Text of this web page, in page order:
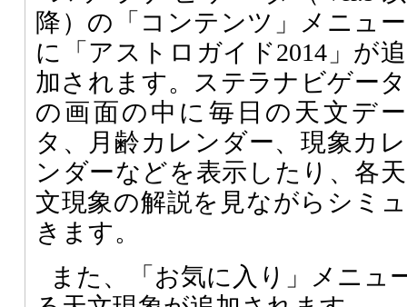
降）の「コンテンツ」メニュー
に「アストロガイド2014」が追
加されます。ステラナビゲータ
の画面の中に毎日の天文デー
タ、月齢カレンダー、現象カレ
ンダーなどを表示したり、各天
文現象の解説を見ながらシミ
きます。
また、「お気に入り」メニュ